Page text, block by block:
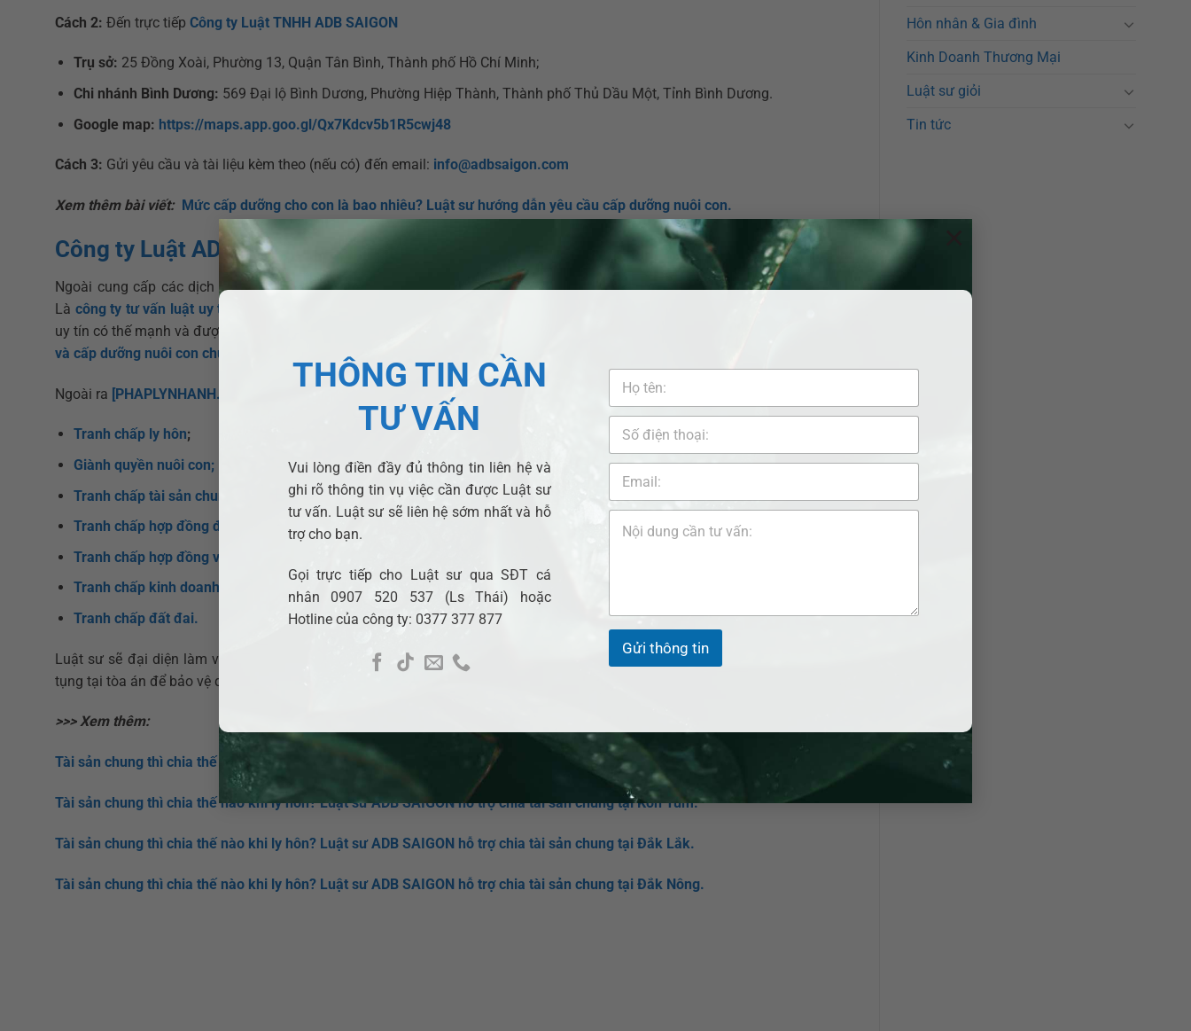
THÔNG TIN CẦN
TƯ VẤN
Vui lòng điền đầy đủ thông tin liên hệ và
ghi rõ thông tin vụ việc cần được Luật sư
tư vấn. Luật sư sẽ liên hệ sớm nhất và hỗ
trợ cho bạn.
Gọi trực tiếp cho Luật sư qua SĐT cá
nhân 0907 520 537 (Ls Thái) hoặc
Hotline của công ty: 0377 377 877
Gửi thông tin
Cách 2: Đến trực tiếp Công ty Luật TNHH ADB SAIGON
Trụ sở: 25 Đồng Xoài, Phường 13, Quận Tân Bình, Thành phố Hồ Chí Minh;
Chi nhánh Bình Dương: 569 Đại lộ Bình Dương, Phường Hiệp Thành, Thành phố Thủ Dầu Một, Tỉnh Bình Dương.
Google map: https://maps.app.goo.gl/Qx7Kdcv5b1R5cwj48
Cách 3: Gửi yêu cầu và tài liệu kèm theo (nếu có) đến email: info@adbsaigon.com
Xem thêm bài viết: Mức cấp dưỡng cho con là bao nhiêu? Luật sư hướng dẫn yêu cầu cấp dưỡng nuôi con.
Công ty Luật ADB SAIGON
Ngoài cung cấp các dịch vụ pháp lý liên quan đến doanh nghiệp chúng tôi còn hỗ trợ đa dạngCông ty luật ADB SAIGON–
Là công ty tư vấn luật uy tín
uy tín có thế mạnh và được đánh giá cao với nhiều lĩnh vực đặc biệt là lĩnh vực
và cấp dưỡng nuôi con chung…
Ngoài ra [PHAPLYNHANH.VN] còn hỗ trợ thực hiện các thủ tục pháp lý tại cơ quan nhà nước có thẩm quyền liên quan đến:
Tranh chấp ly hôn;
Giành quyền nuôi con;
Tranh chấp tài sản chung, tài sản riêng;
Tranh chấp hợp đồng đặt cọc;
Tranh chấp hợp đồng vay;
Tranh chấp kinh doanh thương mại;
Tranh chấp đất đai.
Luật sư sẽ đại diện làm việc với cá nhân, tổ chức, cơ quan nhà nước liên quan đến các vấn đề về pháp luật; Tham gia tranh
tụng tại tòa án để bảo vệ quyền và lợi ích hợp pháp cho khách hàng.
>>> Xem thêm:
Tài sản chung thì chia thế nào khi ly hôn? Luật sư ADB SAIGON hỗ trợ chia tài sản chung tại Gia Lai.
Tài sản chung thì chia thế nào khi ly hôn? Luật sư ADB SAIGON hỗ trợ chia tài sản chung tại Kon Tum.
Tài sản chung thì chia thế nào khi ly hôn? Luật sư ADB SAIGON hỗ trợ chia tài sản chung tại Đắk Lắk.
Tài sản chung thì chia thế nào khi ly hôn? Luật sư ADB SAIGON hỗ trợ chia tài sản chung tại Đắk Nông.
Hôn nhân & Gia đình
Kinh Doanh Thương Mại
Luật sư giỏi
Tin tức